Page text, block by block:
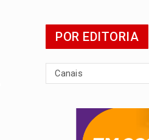
POR EDITORIA